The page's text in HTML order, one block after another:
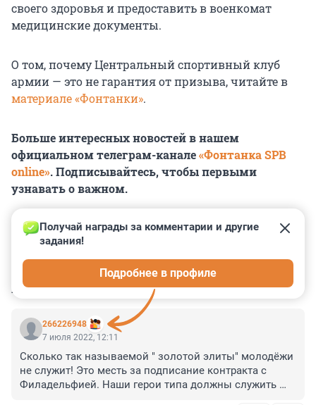
своего здоровья и предоставить в военкомат
медицинские документы.
О том, почему Центральный спортивный клуб
армии — это не гарантия от призыва, читайте в
материале «Фонтанки».
Больше интересных новостей в нашем
официальном телеграм-канале«Фонтанка SPB
online». Подписывайтесь, чтобы первыми
узнавать о важном.
КОММЕНТАРИИ 14
266226948
Получай награды за комментарии и другие
задания!
Подробнее в профиле
7 июля 2022, 12:11
Сколько так называемой " золотой элиты" молодёжи
не служит! Это месть за подписание контракта с
Филадельфией. Наши герои типа должны служить